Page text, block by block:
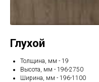
Глухой
Толщина, мм - 19
Высота, мм - 196-2750
Ширина, мм - 196-1100